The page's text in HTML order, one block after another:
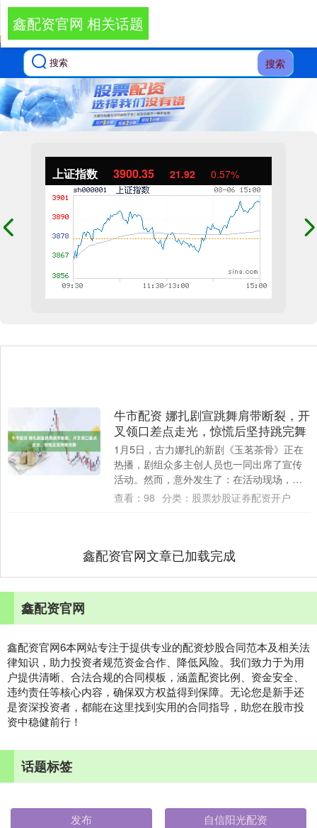
搜索
上证指数 3900.35 21.92 0.57%
鑫配资官网 相关话题
牛市配资 娜扎剧宣跳舞肩带断裂，开
叉领口差点走光，惊慌后坚持跳完舞
1月5日，古力娜扎的新剧《玉茗茶骨》正在
热播，剧组众多主创人员也一同出席了宣传
活动。然而，意外发生了：在活动现场，古
力娜扎所穿的礼服长裙的肩带突然断裂，场
查看： 98 分类： 股票炒股证券配资开户
鑫配资官网文章已加载完成
鑫配资官网
鑫配资官网6本网站专注于提供专业的配资炒股合同范本及相关法
律知识，助力投资者规范资金合作、降低风险。我们致力于为用
户提供清晰、合法合规的合同模板，涵盖配资比例、资金安全、
违约责任等核心内容，确保双方权益得到保障。无论您是新手还
是资深投资者，都能在这里找到实用的合同指导，助您在股市投
资中稳健前行！
话题标签
发布 自信阳光配资